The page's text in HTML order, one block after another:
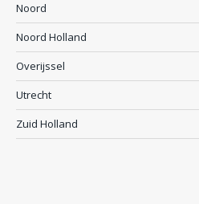
Noord
Noord Holland
Overijssel
Utrecht
Zuid Holland